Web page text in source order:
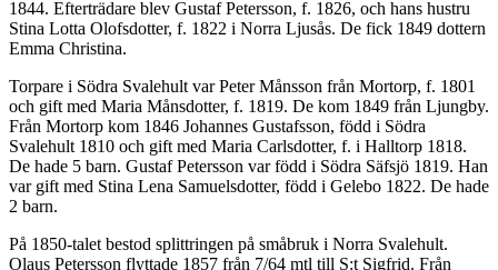
1844. Efterträdare blev Gustaf Petersson, f. 1826, och hans hustru
Stina Lotta Olofsdotter, f. 1822 i Norra Ljusås. De fick 1849 dottern
Emma Christina.
Torpare i Södra Svalehult var Peter Månsson från Mortorp, f. 1801
och gift med Maria Månsdotter, f. 1819. De kom 1849 från Ljungby.
Från Mortorp kom 1846 Johannes Gustafsson, född i Södra
Svalehult 1810 och gift med Maria Carlsdotter, f. i Halltorp 1818.
De hade 5 barn. Gustaf Petersson var född i Södra Säfsjö 1819. Han
var gift med Stina Lena Samuelsdotter, född i Gelebo 1822. De hade
2 barn.
På 1850-talet bestod splittringen på småbruk i Norra Svalehult.
Olaus Petersson flyttade 1857 från 7/64 mtl till S:t Sigfrid. Från